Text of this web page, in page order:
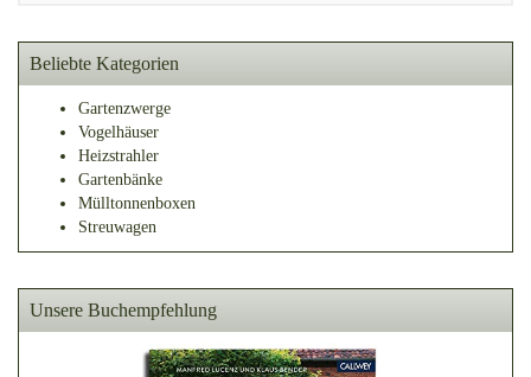
Beliebte Kategorien
Gartenzwerge
Vogelhäuser
Heizstrahler
Gartenbänke
Mülltonnenboxen
Streuwagen
Unsere Buchempfehlung